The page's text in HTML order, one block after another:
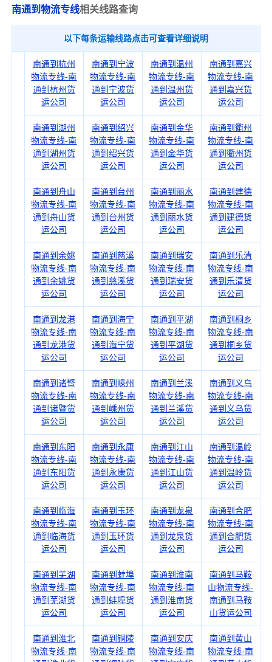
南通到物流专线相关线路查询
以下每条运输线路点击可查看详细说明
南通到杭州
物流专线-南
通到杭州货
运公司
南通到宁波
物流专线-南
通到宁波货
运公司
南通到温州
物流专线-南
通到温州货
运公司
南通到嘉兴
物流专线-南
通到嘉兴货
运公司
南通到湖州
物流专线-南
通到湖州货
运公司
南通到绍兴
物流专线-南
通到绍兴货
运公司
南通到金华
物流专线-南
通到金华货
运公司
南通到衢州
物流专线-南
通到衢州货
运公司
南通到舟山
物流专线-南
通到舟山货
运公司
南通到台州
物流专线-南
通到台州货
运公司
南通到丽水
物流专线-南
通到丽水货
运公司
南通到建德
物流专线-南
通到建德货
运公司
南通到余姚
物流专线-南
通到余姚货
运公司
南通到慈溪
物流专线-南
通到慈溪货
运公司
南通到瑞安
物流专线-南
通到瑞安货
运公司
南通到乐清
物流专线-南
通到乐清货
运公司
南通到龙港
物流专线-南
通到龙港货
运公司
南通到海宁
物流专线-南
通到海宁货
运公司
南通到平湖
物流专线-南
通到平湖货
运公司
南通到桐乡
物流专线-南
通到桐乡货
运公司
南通到诸暨
物流专线-南
通到诸暨货
运公司
南通到嵊州
物流专线-南
通到嵊州货
运公司
南通到兰溪
物流专线-南
通到兰溪货
运公司
南通到义乌
物流专线-南
通到义乌货
运公司
南通到东阳
物流专线-南
通到东阳货
运公司
南通到永康
物流专线-南
通到永康货
运公司
南通到江山
物流专线-南
通到江山货
运公司
南通到温岭
物流专线-南
通到温岭货
运公司
南通到临海
物流专线-南
通到临海货
运公司
南通到玉环
物流专线-南
通到玉环货
运公司
南通到龙泉
物流专线-南
通到龙泉货
运公司
南通到合肥
物流专线-南
通到合肥货
运公司
南通到芜湖
物流专线-南
通到芜湖货
运公司
南通到蚌埠
物流专线-南
通到蚌埠货
运公司
南通到淮南
物流专线-南
通到淮南货
运公司
南通到马鞍
山物流专线-
南通到马鞍
山货运公司
南通到淮北
物流专线-南
南通到铜陵
物流专线-南
南通到安庆
物流专线-南
南通到黄山
物流专线-南